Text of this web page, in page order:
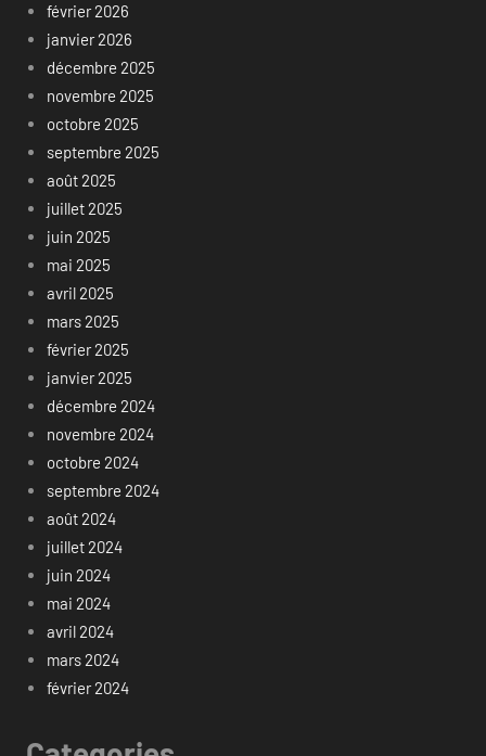
février 2026
janvier 2026
décembre 2025
novembre 2025
octobre 2025
septembre 2025
août 2025
juillet 2025
juin 2025
mai 2025
avril 2025
mars 2025
février 2025
janvier 2025
décembre 2024
novembre 2024
octobre 2024
septembre 2024
août 2024
juillet 2024
juin 2024
mai 2024
avril 2024
mars 2024
février 2024